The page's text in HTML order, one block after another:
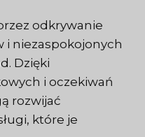
odkrywanie
i niezaspokojonych
Dzięki
i oczekiwań
rozwijać
które je